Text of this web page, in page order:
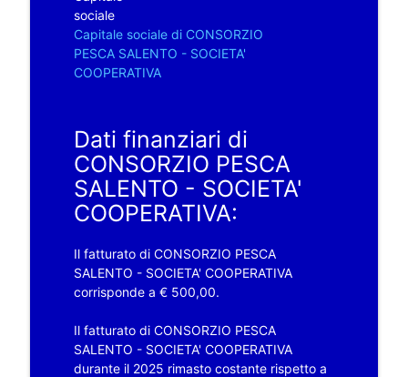
sociale
Capitale sociale di CONSORZIO
PESCA SALENTO - SOCIETA'
COOPERATIVA
Dati finanziari di
CONSORZIO PESCA
SALENTO - SOCIETA'
COOPERATIVA:
Il fatturato di CONSORZIO PESCA
SALENTO - SOCIETA' COOPERATIVA
corrisponde a € 500,00.
Il fatturato di CONSORZIO PESCA
SALENTO - SOCIETA' COOPERATIVA
durante il 2025 rimasto costante rispetto a